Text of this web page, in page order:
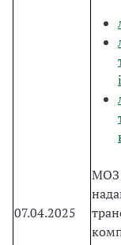
07.04.2025
МОЗ